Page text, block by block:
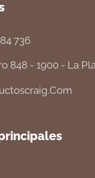
736
848 - 1900 - La